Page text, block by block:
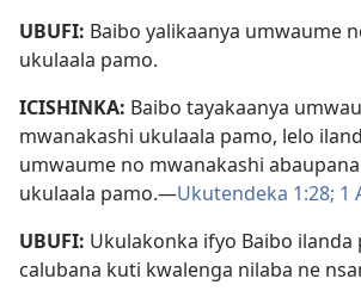
UBUFI: Baibo yalikaanya umwaume
ukulaala pamo.
ICISHINKA: Baibo tayakaanya
mwanakashi ukulaala pamo, lelo
umwaume no mwanakashi
ukulaala pamo.—Ukutendeka 1:28; 1
UBUFI: Ukulakonka ifyo Baibo ilanda
calubana kuti kwalenga nilaba ne